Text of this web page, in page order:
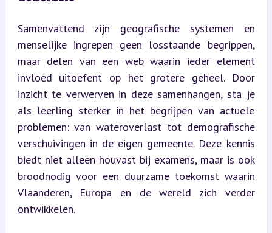
Samenvattend zijn geografische systemen en
menselijke ingrepen geen losstaande begrippen,
maar delen van een web waarin ieder element
invloed uitoefent op het grotere geheel. Door
inzicht te verwerven in deze samenhangen, sta je
als leerling sterker in het begrijpen van actuele
problemen: van wateroverlast tot demografische
verschuivingen in de eigen gemeente. Deze kennis
biedt niet alleen houvast bij examens, maar is ook
broodnodig voor een duurzame toekomst waarin
Vlaanderen, Europa en de wereld zich verder
ontwikkelen.